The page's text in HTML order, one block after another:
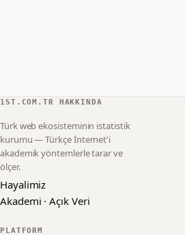
1ST.COM.TR HAKKINDA
Türk web ekosisteminin istatistik
kurumu — Türkçe İnternet'i
akademik yöntemlerle tarar ve
ölçer.
Hayalimiz
Akademi · Açık Veri
PLATFORM